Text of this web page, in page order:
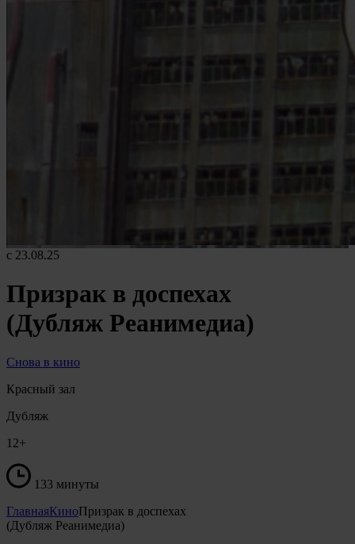
с 23.08.25
Призрак в доспехах
(Дубляж Реанимедиа)
Снова в кино
Красный зал
Дубляж
12+
133 минуты
ГлавнаяКиноПризрак в доспехах
(Дубляж Реанимедиа)